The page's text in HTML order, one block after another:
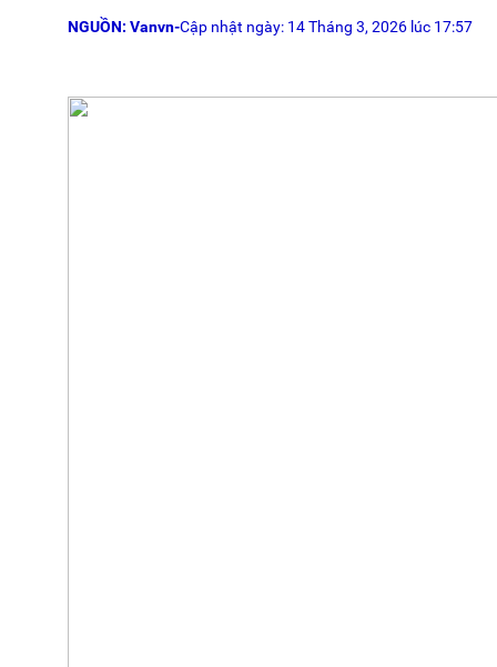
NGUỒN: Vanvn-Cập nhật ngày: 14 Tháng 3, 2026 lúc 17:57